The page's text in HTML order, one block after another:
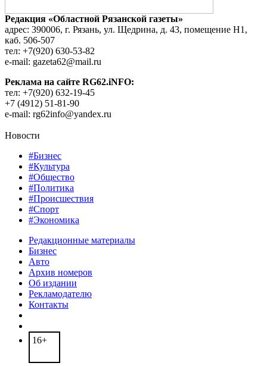
Редакция «Областной Рязанской газеты»
адрес: 390006, г. Рязань, ул. Щедрина, д. 43, помещение Н1,
каб. 506-507
тел: +7(920) 630-53-82
e-mail: gazeta62@mail.ru
Реклама на сайте RG62.iNFO:
тел: +7(920) 632-19-45
+7 (4912) 51-81-90
e-mail: rg62info@yandex.ru
Новости
#Бизнес
#Культура
#Общество
#Политика
#Происшествия
#Спорт
#Экономика
Редакционные материалы
Бизнес
Авто
Архив номеров
Об издании
Рекламодателю
Контакты
16+